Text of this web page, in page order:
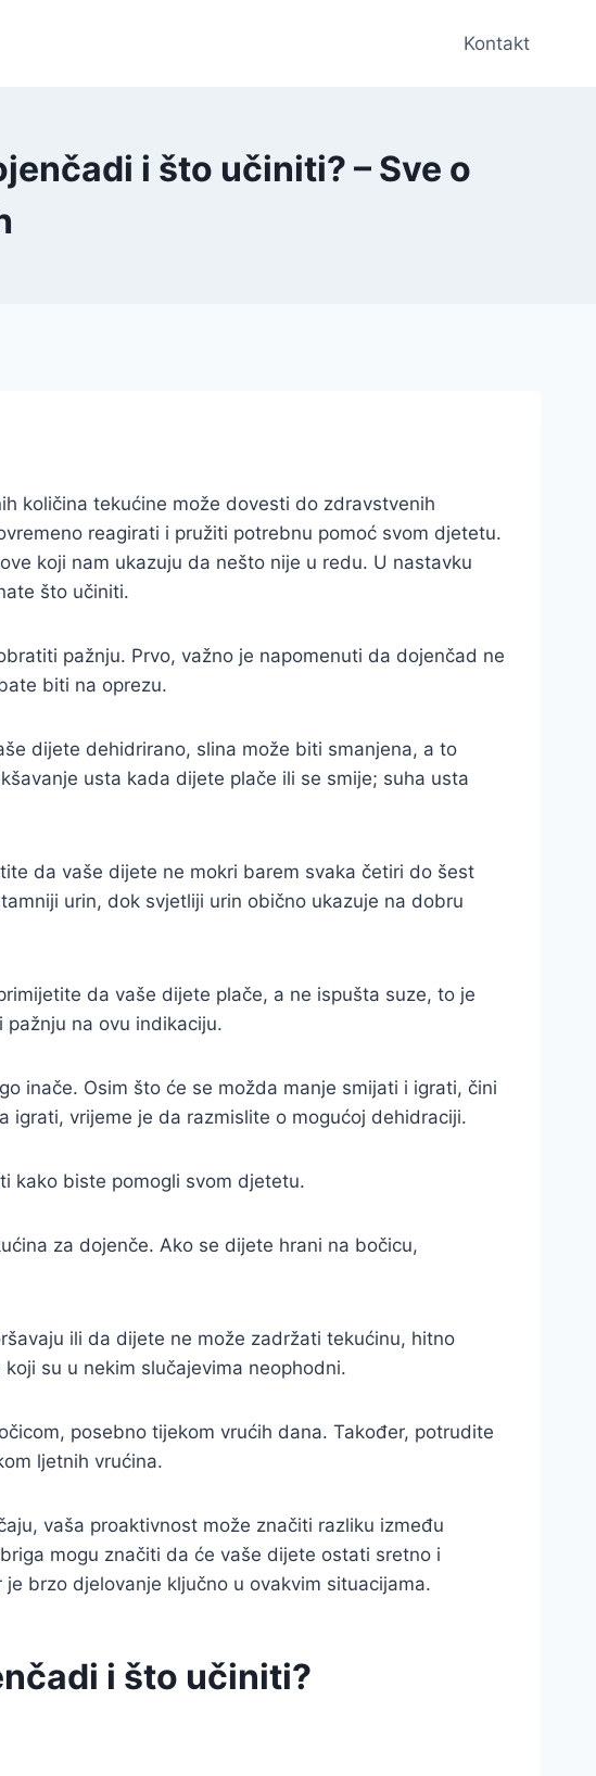
Kontakt
i što učiniti? – Sve o
količina tekućine može dovesti do zdravstvenih
reagirati i pružiti potrebnu pomoć svom djetetu.
koji nam ukazuju da nešto nije u redu. U nastavku
što učiniti.
pažnju. Prvo, važno je napomenuti da dojenčad ne
biti na oprezu.
dijete dehidrirano, slina može biti smanjena, a to
usta kada dijete plače ili se smije; suha usta
da vaše dijete ne mokri barem svaka četiri do šest
urin, dok svjetliji urin obično ukazuje na dobru
da vaše dijete plače, a ne ispušta suze, to je
na ovu indikaciju.
inače. Osim što će se možda manje smijati i igrati, čini
vrijeme je da razmislite o mogućoj dehidraciji.
kako biste pomogli svom djetetu.
za dojenče. Ako se dijete hrani na bočicu,
ili da dijete ne može zadržati tekućinu, hitno
su u nekim slučajevima neophodni.
posebno tijekom vrućih dana. Također, potrudite
ljetnih vrućina.
vaša proaktivnost može značiti razliku između
mogu značiti da će vaše dijete ostati sretno i
brzo djelovanje ključno u ovakvim situacijama.
i što učiniti?